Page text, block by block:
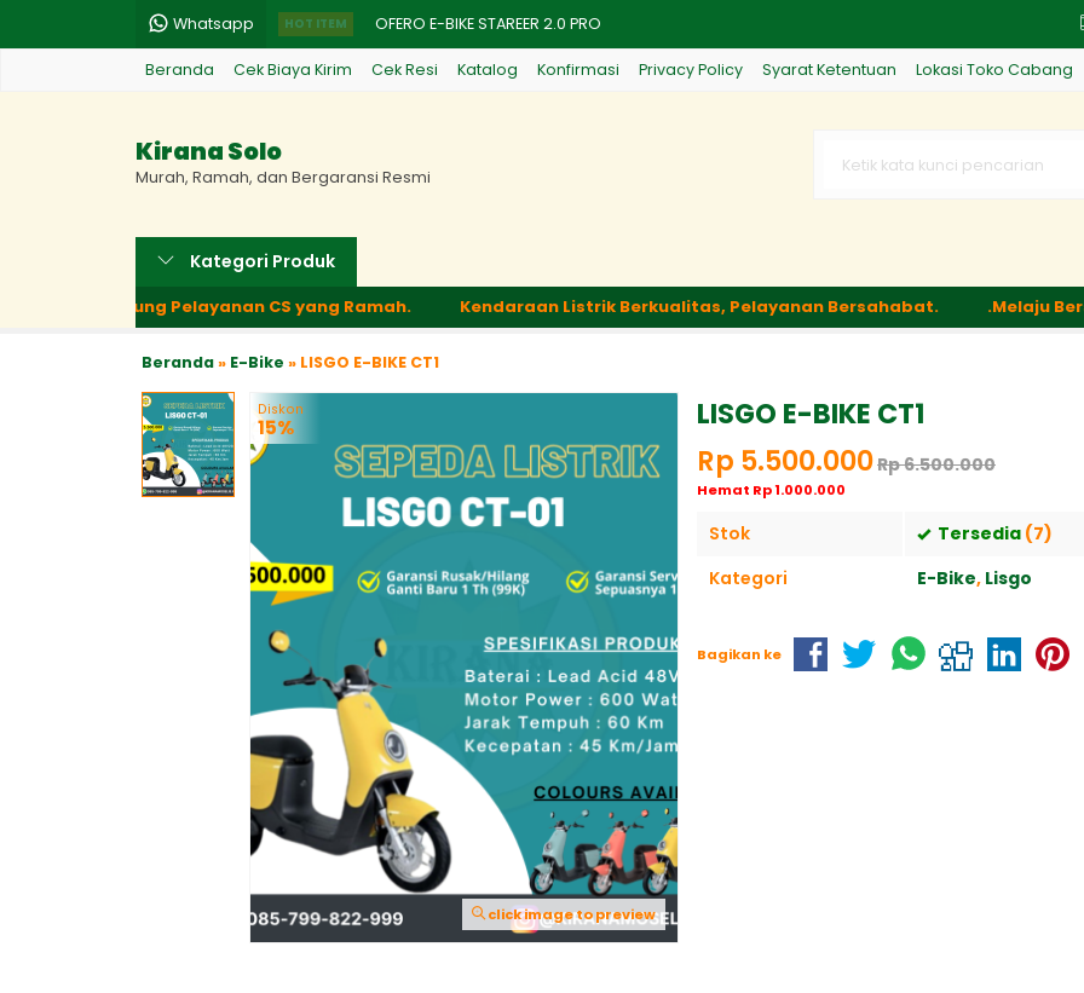
Whatsapp HOT ITEM OFERO E-BIKE STAREER 2.0 PRO
YADEA OVA
UWINFLY E-BIKE D75
CHARGER 48.12V GODA
EXOTIC E-BIKE VELONCE V3
Beranda Cek Biaya Kirim Cek Resi Katalog Konfirmasi Privacy Policy Syarat Ketentuan Lokasi Toko Cabang
Kirana Solo
Murah, Ramah, dan Bergaransi Resmi
Kategori Produk
Didukung Pelayanan CS yang Ramah. Kendaraan Listrik Berkualitas, Pelayanan Bersahabat. .Melaju
Beranda» E-Bike » LISGO E-BIKE CT1
click image to preview
Diskon
15%
LISGO E-BIKE CT1
Rp 5.500.000Rp 6.500.000
Hemat Rp 1.000.000
Stok Tersedia (7)
Kategori
E-Bike, Lisgo
Bagikan ke